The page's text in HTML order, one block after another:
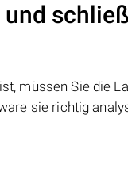
müssen Sie die
sie richtig